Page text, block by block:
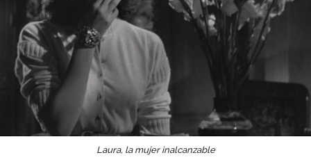
Laura, la mujer inalcanzable